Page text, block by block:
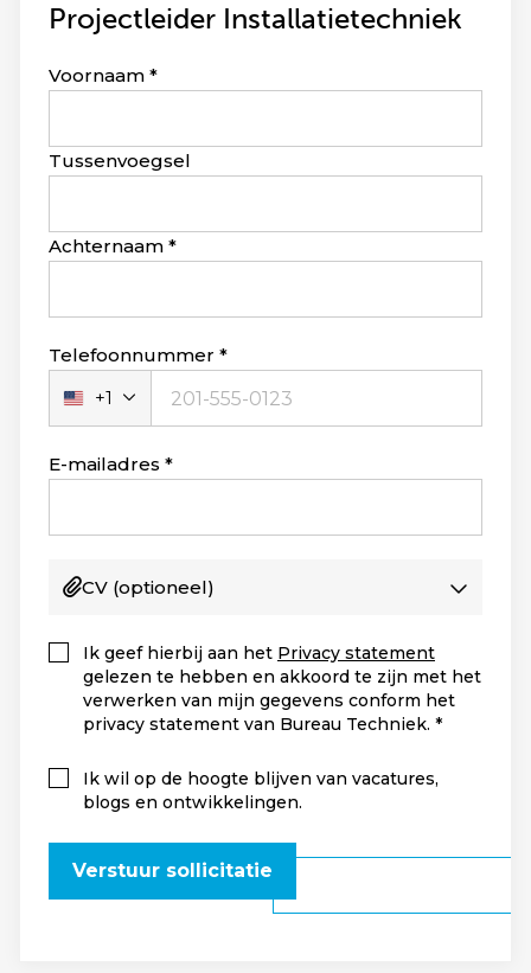
Projectleider Installatietechniek
Leave
blank
Voornaam
Tussenvoegsel
Achternaam
Telefoonnummer
Verenigde
Staten
+1
+1
E-mailadres
CV (optioneel)
Ik geef hierbij aan het Privacy statement
gelezen te hebben en akkoord te zijn met het
verwerken van mijn gegevens conform het
privacy statement van Bureau Techniek.
Ik wil op de hoogte blijven van vacatures,
blogs en ontwikkelingen.
Verstuur sollicitatie